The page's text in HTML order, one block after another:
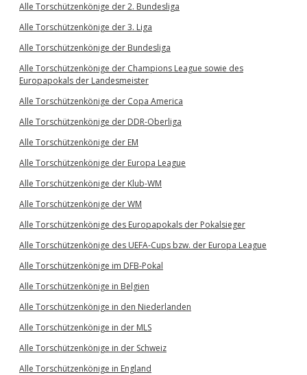
Alle Torschützenkönige der 2. Bundesliga
Alle Torschützenkönige der 3. Liga
Alle Torschützenkönige der Bundesliga
Alle Torschützenkönige der Champions League sowie des
Europapokals der Landesmeister
Alle Torschützenkönige der Copa America
Alle Torschützenkönige der DDR-Oberliga
Alle Torschützenkönige der EM
Alle Torschützenkönige der Europa League
Alle Torschützenkönige der Klub-WM
Alle Torschützenkönige der WM
Alle Torschützenkönige des Europapokals der Pokalsieger
Alle Torschützenkönige des UEFA-Cups bzw. der Europa League
Alle Torschützenkönige im DFB-Pokal
Alle Torschützenkönige in Belgien
Alle Torschützenkönige in den Niederlanden
Alle Torschützenkönige in der MLS
Alle Torschützenkönige in der Schweiz
Alle Torschützenkönige in England